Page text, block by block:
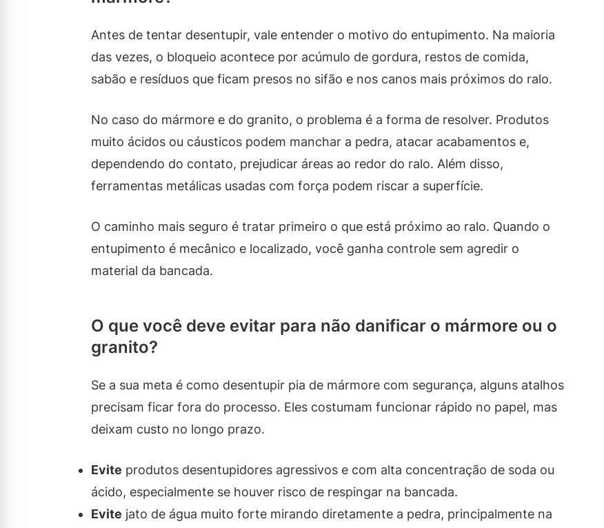
Antes de tentar desentupir, vale entender o motivo do entupimento. Na maioria
das vezes, o bloqueio acontece por acúmulo de gordura, restos de comida,
sabão e resíduos que ficam presos no sifão e nos canos mais próximos do ralo.
No caso do mármore e do granito, o problema é a forma de resolver. Produtos
muito ácidos ou cáusticos podem manchar a pedra, atacar acabamentos e,
dependendo do contato, prejudicar áreas ao redor do ralo. Além disso,
ferramentas metálicas usadas com força podem riscar a superfície.
O caminho mais seguro é tratar primeiro o que está próximo ao ralo. Quando o
entupimento é mecânico e localizado, você ganha controle sem agredir o
material da bancada.
O que você deve evitar para não danificar o mármore ou o
granito?
Se a sua meta é como desentupir pia de mármore com segurança, alguns atalhos
precisam ficar fora do processo. Eles costumam funcionar rápido no papel, mas
deixam custo no longo prazo.
Evite produtos desentupidores agressivos e com alta concentração de soda ou
ácido, especialmente se houver risco de respingar na bancada.
Evite jato de água muito forte mirando diretamente a pedra, principalmente na